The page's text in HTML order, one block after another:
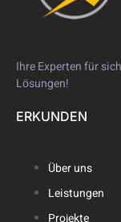
Ihre Experten für
Lösungen!
ERKUNDEN
Über uns
Leistungen
Projekte